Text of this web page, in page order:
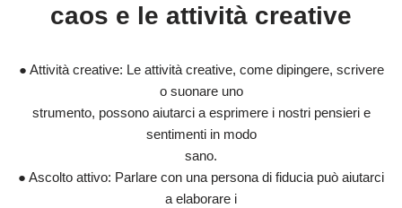
caos e le attività creative
● Attività creative: Le attività creative, come dipingere, scrivere
o suonare uno
strumento, possono aiutarci a esprimere i nostri pensieri e
sentimenti in modo
sano.
● Ascolto attivo: Parlare con una persona di fiducia può aiutarci
a elaborare i